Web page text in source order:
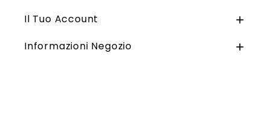
Il Tuo Account 
Informazioni Negozio 